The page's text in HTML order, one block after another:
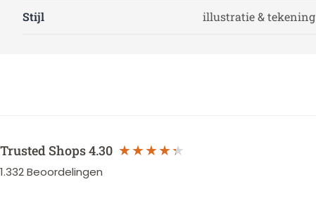
Stijl illustratie & tekening
Trusted Shops4.30
1.332Beoordelingen